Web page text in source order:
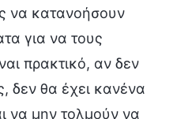
να κατανοήσουν
για να τους
πρακτικό, αν δεν
δεν θα έχει κανένα
να μην τολμούν να